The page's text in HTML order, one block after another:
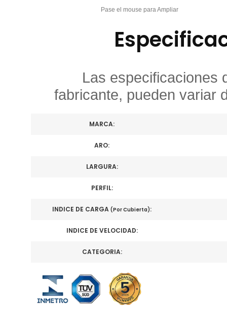
Pase el mouse para Ampliar
Las especificaciones
fabricante, pueden variar
MARCA:
ARO:
LARGURA:
PERFIL:
INDICE DE CARGA (Por Cubierta):
INDICE DE VELOCIDAD:
CATEGORIA: